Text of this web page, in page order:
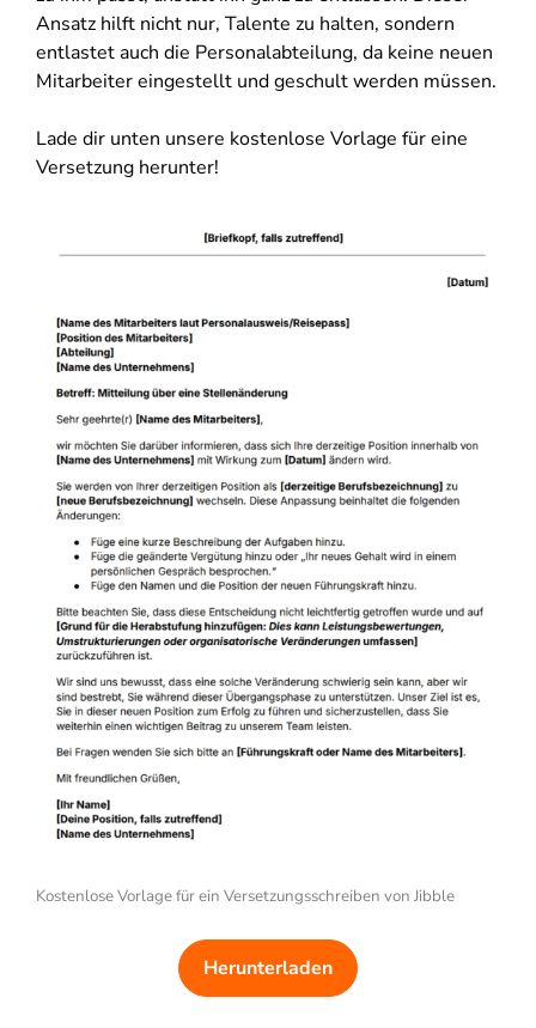
Ansatz hilft nicht nur, Talente zu halten, sondern
entlastet auch die Personalabteilung, da keine neuen
Mitarbeiter eingestellt und geschult werden müssen.
Lade dir unten unsere kostenlose Vorlage für eine
Versetzung herunter!
Kostenlose Vorlage für ein Versetzungsschreiben von Jibble
Herunterladen